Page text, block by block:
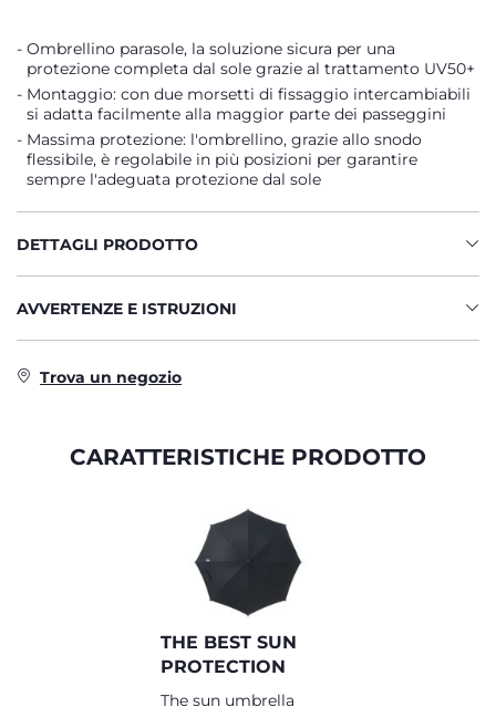
Ombrellino parasole, la soluzione sicura per una
protezione completa dal sole grazie al trattamento UV50+
Montaggio: con due morsetti di fissaggio intercambiabili
si adatta facilmente alla maggior parte dei passeggini
Massima protezione: l'ombrellino, grazie allo snodo
flessibile, è regolabile in più posizioni per garantire
sempre l'adeguata protezione dal sole
DETTAGLI PRODOTTO
AVVERTENZE E ISTRUZIONI
Trova un negozio
CARATTERISTICHE PRODOTTO
THE BEST SUN
PROTECTION
The sun umbrella